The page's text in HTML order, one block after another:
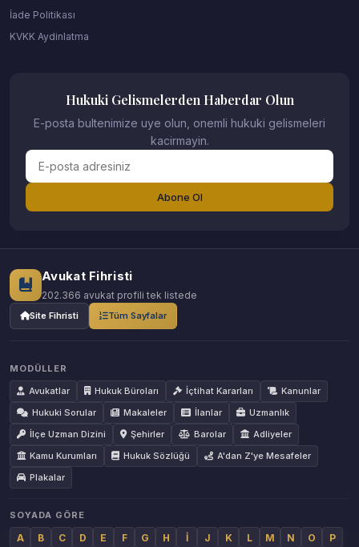
İade Politikası
KVKK Aydinlatma
Hukuki Gelismelerden Haberdar Olun
E-posta bultenimize uye olun, onemli hukuki gelismeleri
kacirmayin.
Abone Ol
Avukat Fihristi
202.366 avukat profili tek listede
Site Fihristi Tüm Sayfalar
MODÜLLER
Avukatlar
Hukuk Büroları İçtihat Kararları
Kanunlar
Hukuki Sorular
Makaleler İlanlar
Uzmanlık
İlçe Uzman Dizini
Şehirler Barolar
Adliyeler
Kamu Kurumları
Hukuk Sözlüğü
A'dan Z'ye Mesafeler
Plakalar
SOYADA GÖRE
A B C D E F G H İ J K L M N O
P